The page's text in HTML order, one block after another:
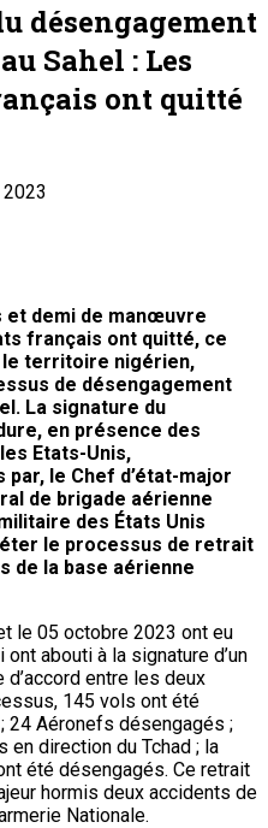
désengagement
Sahel : Les
ont quitté
et demi de manœuvre
français ont quitté, ce
le territoire nigérien,
de désengagement
La signature du
en présence des
Etats-Unis,
le Chef d’état-major
de brigade aérienne
des États Unis
le processus de retrait
de la base aérienne
le 05 octobre 2023 ont eu
abouti à la signature d’un
d’accord entre les deux
145 vols ont été
24 Aéronefs désengagés ;
direction du Tchad ; la
été désengagés. Ce retrait
hormis deux accidents de
Nationale.